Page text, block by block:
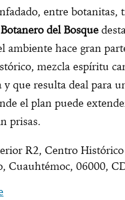
entre botanitas,
Botanero del Bosque
ambiente hace gran
mezcla espíritu
que resulta deal para
el plan puede
prisas.
R2, Centro
Cuauhtémoc, 06000,